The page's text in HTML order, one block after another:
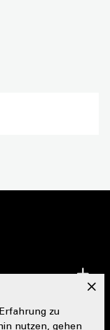
zu
nutzen, gehen
x